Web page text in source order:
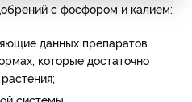
с фосфором и калием:
данных препаратов
которые достаточно